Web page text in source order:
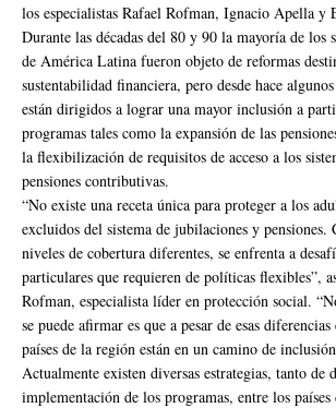
los especialistas Rafael Rofman, Ignacio Apella y
Durante las décadas del 80 y 90 la mayoría de los
de América Latina fueron objeto de reformas
sustentabilidad financiera, pero desde hace
están dirigidos a lograr una mayor inclusión a
programas tales como la expansión de las
la flexibilización de requisitos de acceso a los
pensiones contributivas.
“No existe una receta única para proteger a los
excluidos del sistema de jubilaciones y pensiones.
niveles de cobertura diferentes, se enfrenta a
particulares que requieren de políticas flexibles”,
Rofman, especialista líder en protección social.
se puede afirmar es que a pesar de esas
países de la región están en un camino de
Actualmente existen diversas estrategias, tanto de
implementación de los programas, entre los